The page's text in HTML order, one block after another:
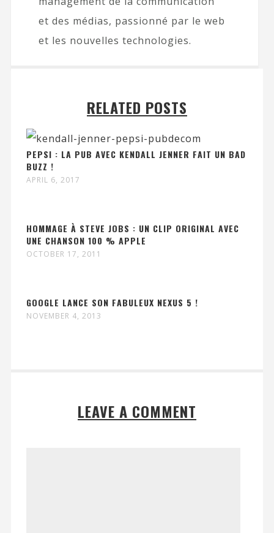
et des médias, passionné par le web
et les nouvelles technologies.
RELATED POSTS
PEPSI : LA PUB AVEC KENDALL JENNER FAIT UN BAD
BUZZ !
APRIL 6, 2017
HOMMAGE À STEVE JOBS : UN CLIP ORIGINAL AVEC
UNE CHANSON 100 % APPLE
OCTOBER 17, 2011
GOOGLE LANCE SON FABULEUX NEXUS 5 !
NOVEMBER 4, 2013
LEAVE A COMMENT